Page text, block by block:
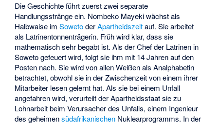
Die Geschichte führt zuerst zwei separate
Handlungsstränge ein. Nombeko Mayeki wächst als
Halbwaise imSowetoderApartheidszeitauf. Sie arbeitet
als Latrinentonnenträgerin. Früh wird klar, dass sie
mathematisch sehr begabt ist. Als der Chef der Latrinen in
Soweto gefeuert wird, folgt sie ihm mit 14 Jahren auf den
Posten nach. Sie wird von allen Weißen als Analphabetin
betrachtet, obwohl sie in der Zwischenzeit von einem ihrer
Mitarbeiter lesen gelernt hat. Als sie bei einem Unfall
angefahren wird, verurteilt der Apartheidsstaat sie zu
Lohnarbeit beim Verursacher des Unfalls, einem Ingenieur
des geheimensüdafrikanischen Nuklearprogramms. In der